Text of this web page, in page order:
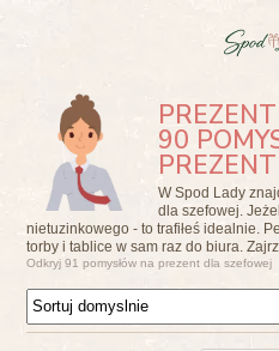
90
PREZENT
W Spod Lady
dla szefowej.
nietuzinkowego - to trafiłeś idealnie.
torby i tablice w sam raz do biura.
Odkryj 91 pomysłów na prezent dla szefowej